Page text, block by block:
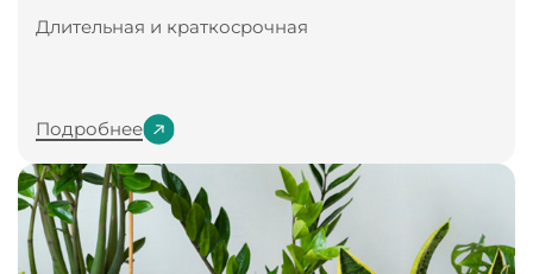
Длительная и краткосрочная
Подробнее